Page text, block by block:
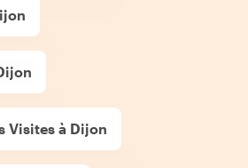
Visites à Dijon